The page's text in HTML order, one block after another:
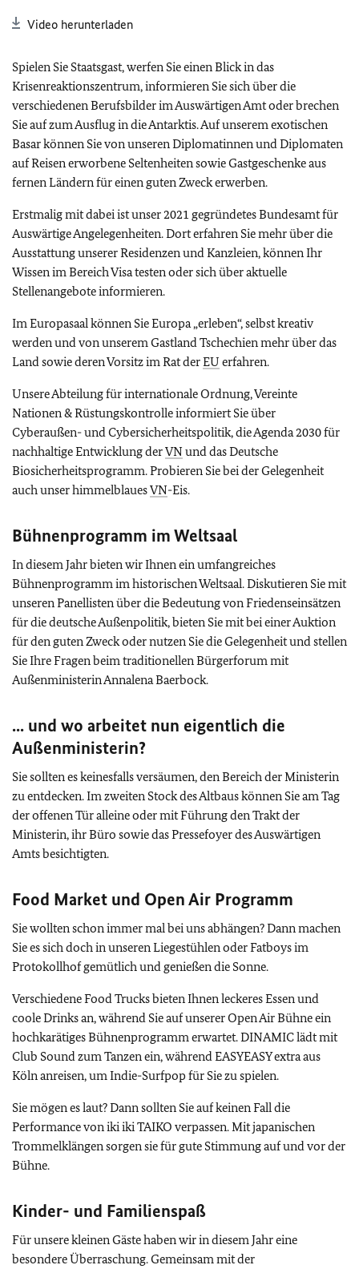
Video herunterladen
Spielen Sie Staatsgast, werfen Sie einen Blick in das
Krisenreaktionszentrum, informieren Sie sich über die
verschiedenen Berufsbilder im Auswärtigen Amt oder brechen
Sie auf zum Ausflug in die Antarktis. Auf unserem exotischen
Basar können Sie von unseren Diplomatinnen und Diplomaten
auf Reisen erworbene Seltenheiten sowie Gastgeschenke aus
fernen Ländern für einen guten Zweck erwerben.
Erstmalig mit dabei ist unser 2021 gegründetes Bundesamt für
Auswärtige Angelegenheiten. Dort erfahren Sie mehr über die
Ausstattung unserer Residenzen und Kanzleien, können Ihr
Wissen im Bereich Visa testen oder sich über aktuelle
Stellenangebote informieren.
Im Europasaal können Sie Europa „erleben“, selbst kreativ
werden und von unserem Gastland Tschechien mehr über das
Land sowie deren Vorsitz im Rat derEU erfahren.
Unsere Abteilung für internationale Ordnung, Vereinte
Nationen & Rüstungskontrolle informiert Sie über
Cyberaußen- und Cybersicherheitspolitik, die Agenda 2030 für
nachhaltige Entwicklung derVNund das Deutsche
Biosicherheitsprogramm. Probieren Sie bei der Gelegenheit
auch unser himmelblauesVN-Eis.
Bühnenprogramm im Weltsaal
In diesem Jahr bieten wir Ihnen ein umfangreiches
Bühnenprogramm im historischen Weltsaal. Diskutieren Sie mit
unseren Panellisten über die Bedeutung von Friedenseinsätzen
für die deutsche Außenpolitik, bieten Sie mit bei einer Auktion
für den guten Zweck oder nutzen Sie die Gelegenheit und stellen
Sie Ihre Fragen beim traditionellen Bürgerforum mit
Außenministerin Annalena Baerbock.
... und wo arbeitet nun eigentlich die
Außenministerin?
Sie sollten es keinesfalls versäumen, den Bereich der Ministerin
zu entdecken. Im zweiten Stock des Altbaus können Sie am Tag
der offenen Tür alleine oder mit Führung den Trakt der
Ministerin, ihr Büro sowie das Pressefoyer des Auswärtigen
Amts besichtigten.
Food Market und Open Air Programm
Sie wollten schon immer mal bei uns abhängen? Dann machen
Sie es sich doch in unseren Liegestühlen oder Fatboys im
Protokollhof gemütlich und genießen die Sonne.
Verschiedene Food Trucks bieten Ihnen leckeres Essen und
coole Drinks an, während Sie auf unserer Open Air Bühne ein
hochkarätiges Bühnenprogramm erwartet. DINAMIC lädt mit
Club Sound zum Tanzen ein, während EASYEASY extra aus
Köln anreisen, um Indie-Surfpop für Sie zu spielen.
Sie mögen es laut? Dann sollten Sie auf keinen Fall die
Performance von iki iki TAIKO verpassen. Mit japanischen
Trommelklängen sorgen sie für gute Stimmung auf und vor der
Bühne.
Kinder- und Familienspaß
Für unsere kleinen Gäste haben wir in diesem Jahr eine
besondere Überraschung. Gemeinsam mit der